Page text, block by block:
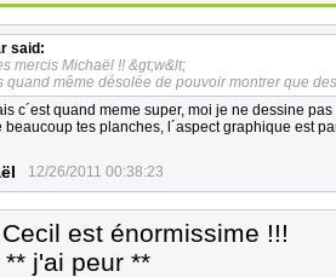
said:
mercis Michaël !! &gt;w&lt;
quand même désolée de pouvoir montrer que
c´est quand meme super, moi je ne dessine
beaucoup tes planches, l´aspect graphique est
12/26/2011 00:38:23
est énormissime !!!
j'ai peur **